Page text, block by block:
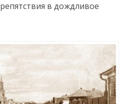
в дождливое